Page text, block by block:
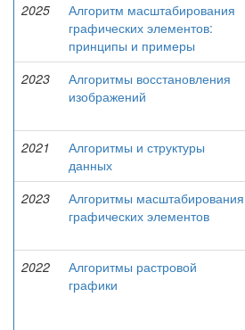
2025
Алгоритм масштабирования
графических элементов:
принципы и примеры
2023
Алгоритмы восстановления
изображений
2021
Алгоритмы и структуры
данных
2023
Алгоритмы масштабирования
графических элементов
2022
Алгоритмы растровой
графики